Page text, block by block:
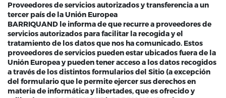
Proveedores de servicios autorizados y transferencia a un
tercer país de la Unión Europea
BARRIQUAND le informa de que recurre a proveedores de
servicios autorizados para facilitar la recogida y el
tratamiento de los datos que nos ha comunicado. Estos
proveedores de servicios pueden estar ubicados fuera de la
Unión Europea y pueden tener acceso a los datos recogidos
a través de los distintos formularios del Sitio (a excepción
del formulario que le permite ejercer sus derechos en
materia de informática y libertades, que es ofrecido y